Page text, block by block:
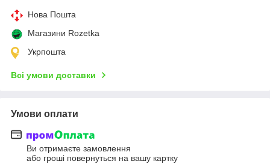
Нова Пошта
Магазини Rozetka
Укрпошта
Всі умови доставки
Умови оплати
Ви отримаєте замовлення
або гроші повернуться на вашу картку